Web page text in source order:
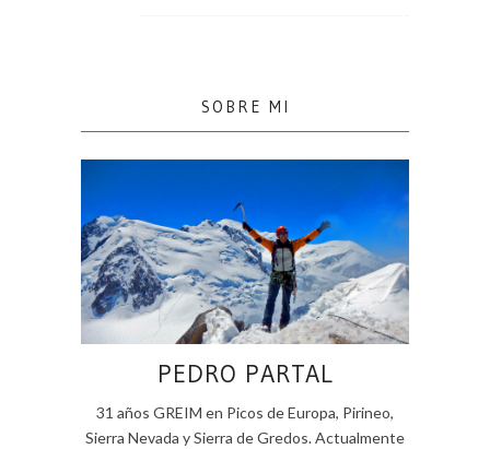
SOBRE MI
PEDRO PARTAL
31 años GREIM en Picos de Europa, Pirineo,
Sierra Nevada y Sierra de Gredos. Actualmente